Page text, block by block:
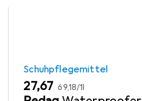
Schuhpflegemittel
EUR
27,67 EUR
69,18/1l